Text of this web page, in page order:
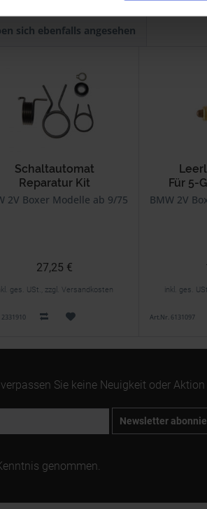
sich ebenfalls angesehen
Schaltautomat
Reparatur Kit
2V Boxer Modelle ab 9/75
27,25 €
ges. USt., zzgl. Versandkosten
Für 5-
BMW 2V
inkl. ges.
Art.Nr. 6131097
Sie keine Neuigkeit oder
Newsletter
genommen.